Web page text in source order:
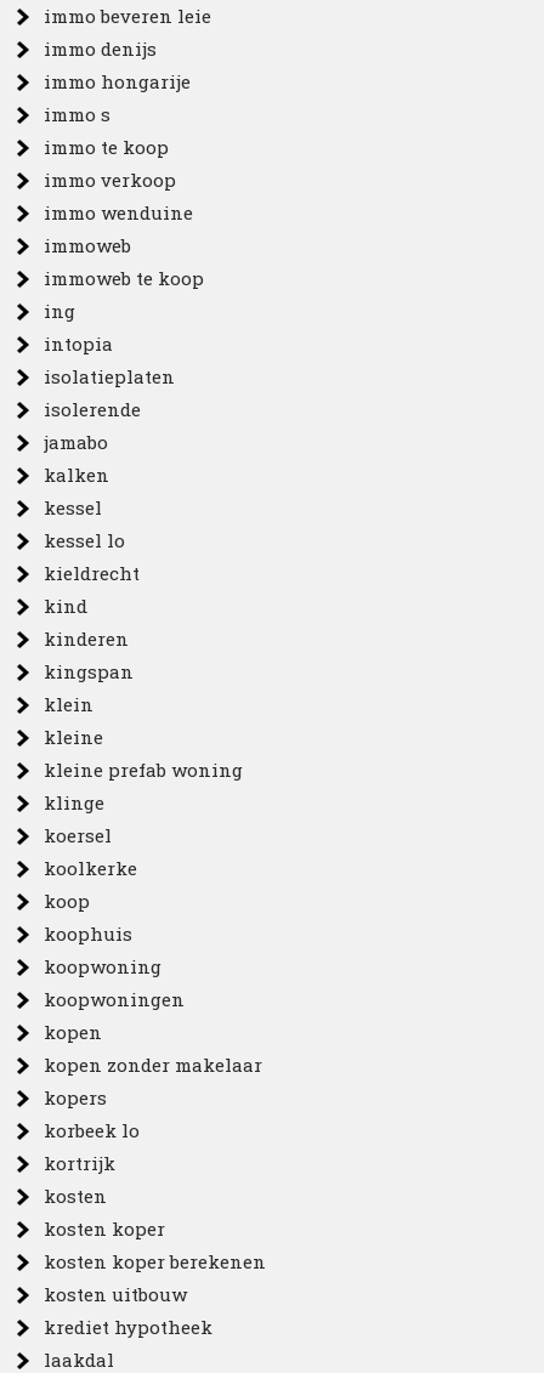
immo beveren leie
immo denijs
immo hongarije
immo s
immo te koop
immo verkoop
immo wenduine
immoweb
immoweb te koop
ing
intopia
isolatieplaten
isolerende
jamabo
kalken
kessel
kessel lo
kieldrecht
kind
kinderen
kingspan
klein
kleine
kleine prefab woning
klinge
koersel
koolkerke
koop
koophuis
koopwoning
koopwoningen
kopen
kopen zonder makelaar
kopers
korbeek lo
kortrijk
kosten
kosten koper
kosten koper berekenen
kosten uitbouw
krediet hypotheek
laakdal